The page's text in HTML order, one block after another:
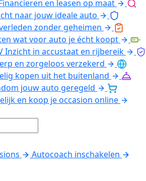
en leasen op maat
naar jouw ideale auto
zonder geheimen
wat voor auto je écht koopt
Inzicht in accustaat en rijbereik
en zorgeloos verzekerd
kopen uit het buitenland
jouw auto geregeld
en koop je occasion online
Autocoach inschakelen